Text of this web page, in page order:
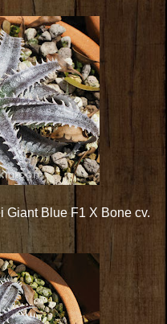
Blue F1 X Bone cv.